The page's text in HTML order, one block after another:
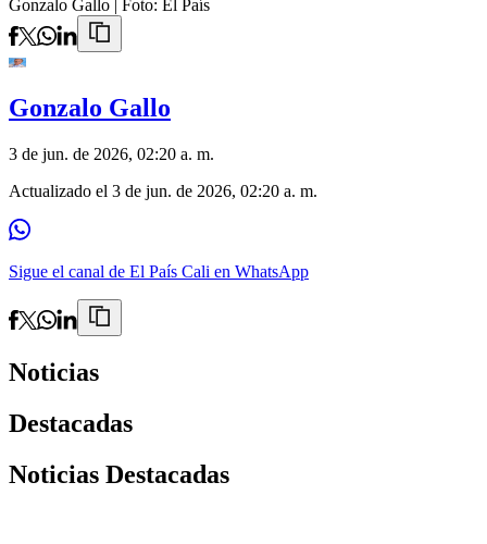
Gonzalo Gallo | Foto: El País
Gonzalo Gallo
3 de jun. de 2026, 02:20 a. m.
Actualizado el 3 de jun. de 2026, 02:20 a. m.
Sigue el canal de El País Cali en WhatsApp
Noticias
Destacadas
Noticias Destacadas